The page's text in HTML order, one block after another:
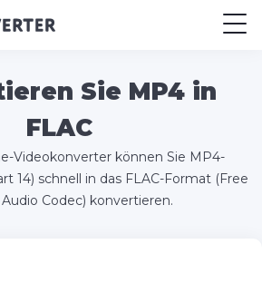
Sie MP4 in
FLAC
Videokonverter können Sie MP4-
14) schnell in das FLAC-Format (Free
Audio Codec) konvertieren.